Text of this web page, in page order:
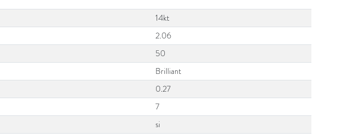
14kt
2.06
50
Brilliant
0.27
7
si